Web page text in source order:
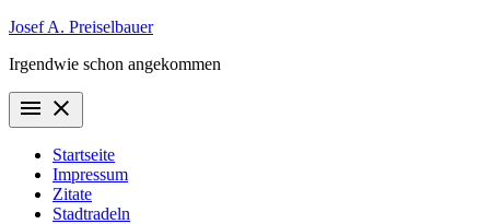
Zum
springen
Josef A. Preiselbauer
Irgendwie schon angekommen
menu close
Startseite
Impressum
Zitate
Stadtradeln